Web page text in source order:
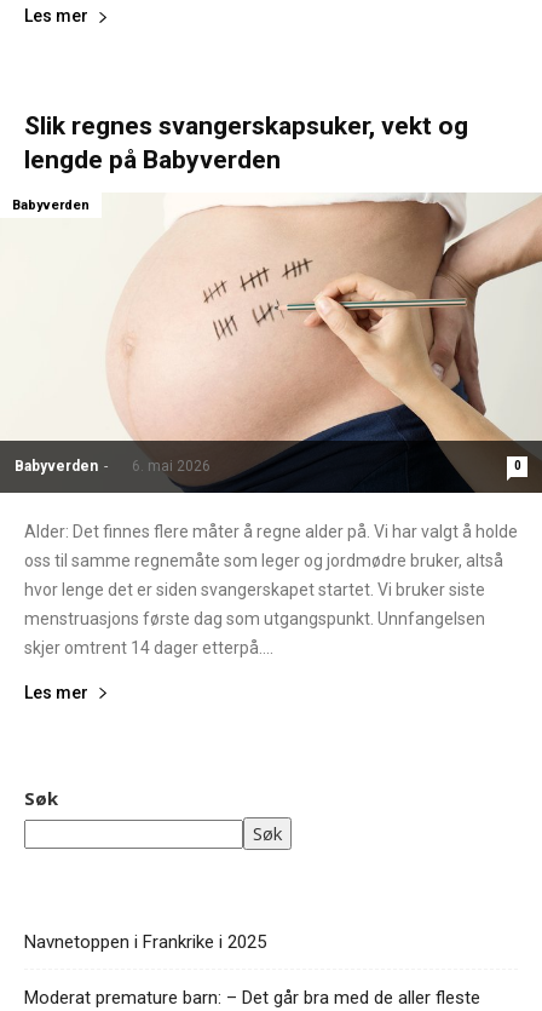
Les mer
Slik regnes svangerskapsuker, vekt og
lengde på Babyverden
Babyverden - 6. mai 2026 0
Babyverden
Alder: Det finnes flere måter å regne alder på. Vi har valgt å holde
oss til samme regnemåte som leger og jordmødre bruker, altså
hvor lenge det er siden svangerskapet startet. Vi bruker siste
menstruasjons første dag som utgangspunkt. Unnfangelsen
skjer omtrent 14 dager etterpå....
Les mer
Søk
Søk
Navnetoppen i Frankrike i 2025
Moderat premature barn: – Det går bra med de aller fleste